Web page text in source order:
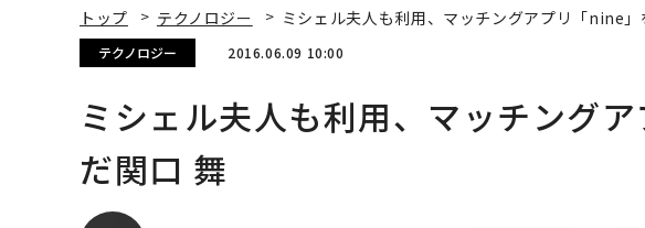
トップ テクノロジー ミシェル夫人も利用、マッチングアプリ「nine
テクノロジー 2016.06.09 10:00
ミシェル夫人も利用、マッチング
だ関口 舞